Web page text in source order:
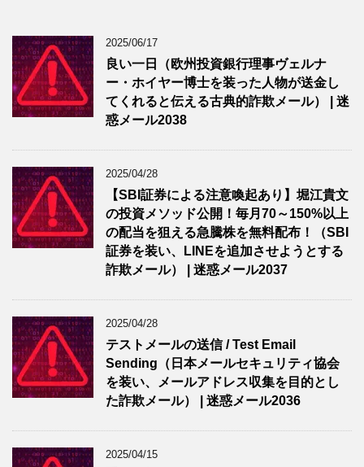
2025/06/17
良い一日（欧州投資銀行理事ヴェルナ
ー・ホイヤー博士を装った人物が送金し
てくれると伝える古典的詐欺メール） | 迷
惑メール2038
2025/04/28
【SBI証券による注意喚起あり】堀江貴文
の投資メソッド公開！毎月70～150%以上
の配当を狙える急騰株を無料配布！（SBI
証券を装い、LINEを追加させようとする
詐欺メール） | 迷惑メール2037
2025/04/28
テストメールの送信 / Test Email
Sending（日本メールセキュリティ協会
を装い、メールアドレス収集を目的とし
た詐欺メール） | 迷惑メール2036
2025/04/15